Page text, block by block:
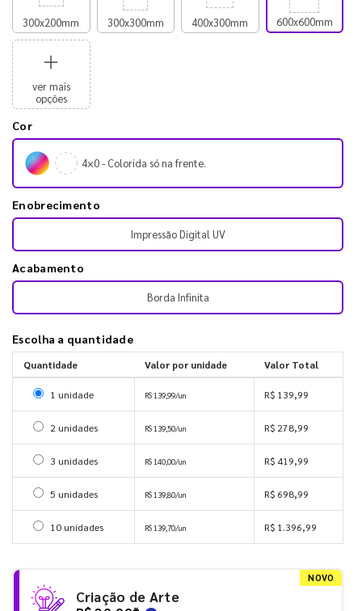
300x200mm 300x300mm 400x300mm 600x600mm
ver mais
opções
Cor
4×0 - Colorida só na frente.
Enobrecimento
Impressão Digital UV
Acabamento
Borda Infinita
Escolha a quantidade
Quantidade Valor por unidade Valor Total
Selecionar 1 unidade
1 unidade R$ 139,99/un R$ 139,99
Selecionar 2 unidades
2 unidades R$ 139,50/un R$ 278,99
Selecionar 3 unidades
3 unidades R$ 140,00/un R$ 419,99
Selecionar 5 unidades
5 unidades R$ 139,80/un R$ 698,99
Selecionar 10 unidades
10 unidades R$ 139,70/un R$ 1.396,99
NOVO
Criação de Arte